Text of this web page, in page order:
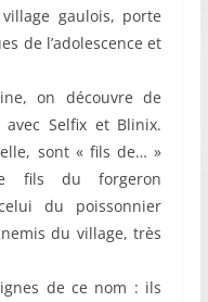
gaulois, porte
de l’adolescence et
on découvre de
Selfix et Blinix.
sont « fils de… »
fils du forgeron
du poissonnier
du village, très
de ce nom : ils